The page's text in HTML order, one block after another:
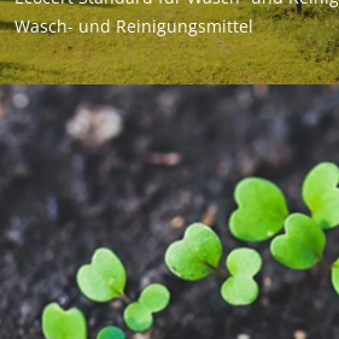
Südafrika (Englisch)
Tunesien (Französisch)
Asien
(Chinesisch)
Indien (Englisch)
Japan (Japanisch)
Südkorea (Koreanisch)
Wasch- und Reinigungsmittel
ANGEBOTSANFRAGE IN 5